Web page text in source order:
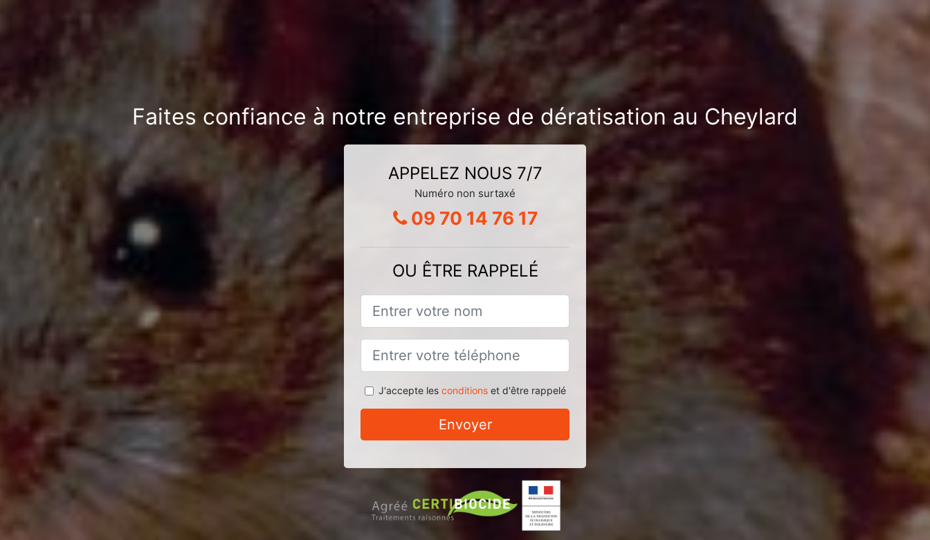
Faites confiance à notre entreprise de dératisation au Cheylard
APPELEZ NOUS 7/7
Numéro non surtaxé
09 70 14 76 17
OU ÊTRE RAPPELÉ
J'accepte les conditionset d'être rappelé
Envoyer